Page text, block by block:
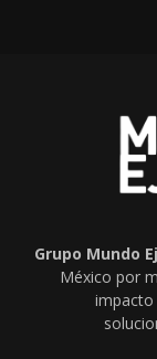
Grupo Mundo
México por
impacto